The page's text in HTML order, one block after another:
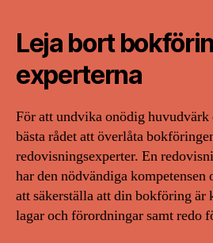
Leja bort
experterna
För att undvika onödig huvudvärk
bästa rådet att överlåta
redovisningsexperter. En
har den nödvändiga kompetensen
att säkerställa att din bokföring
lagar och förordningar samt redo